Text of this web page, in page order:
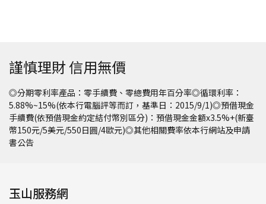
謹慎理財 信用無價
◎分期零利率產品：零手續費、零總費用年百分率◎循環利率：
5.88%~15%(依本行電腦評等而訂，基準日：2015/9/1)◎預借現金
手續費(依預借現金約定結付幣別區分)：預借現金金額x3.5%+(新臺
幣150元/5美元/550日圓/4歐元)◎其他相關費率依本行網站及申請
書公告
玉山服務網